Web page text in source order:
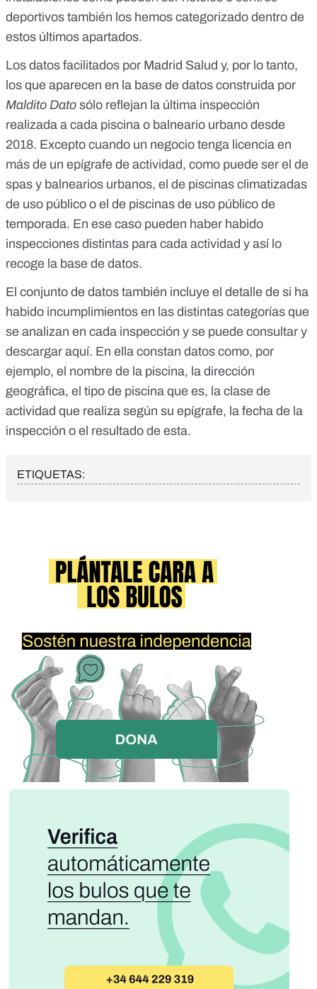
deportivos también los hemos categorizado dentro de
estos últimos apartados.
Los datos facilitados por Madrid Salud y, por lo tanto,
los que aparecen en la base de datos construida por
Maldito Dato sólo reflejan la última inspección
realizada a cada piscina o balneario urbano desde
2018. Excepto cuando un negocio tenga licencia en
más de un epígrafe de actividad, como puede ser el de
spas y balnearios urbanos, el de piscinas climatizadas
de uso público o el de piscinas de uso público de
temporada. En ese caso pueden haber habido
inspecciones distintas para cada actividad y así lo
recoge la base de datos.
El conjunto de datos también incluye el detalle de si ha
habido incumplimientos en las distintas categorías que
se analizan en cada inspección y se puede consultar y
descargar aquí. En ella constan datos como, por
ejemplo, el nombre de la piscina, la dirección
geográfica, el tipo de piscina que es, la clase de
actividad que realiza según su epígrafe, la fecha de la
inspección o el resultado de esta.
ETIQUETAS: